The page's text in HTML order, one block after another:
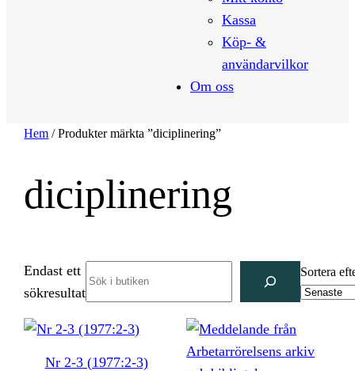
Kassa
Köp- &
användarvilkor
Om oss
Hem / Produkter märkta ”diciplinering”
diciplinering
Endast ett
sökresultat
Sortera
Nr 2-3 (1977:2-3)